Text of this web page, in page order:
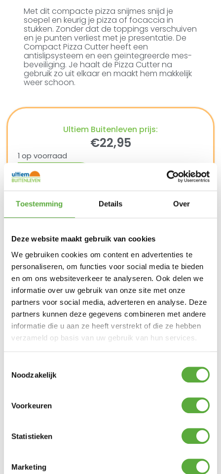
Toestemming Details Over
Deze website maakt gebruik van cookies
We gebruiken cookies om content en advertenties te
personaliseren, om functies voor social media te bieden
en om ons websiteverkeer te analyseren. Ook delen we
informatie over uw gebruik van onze site met onze
partners voor social media, adverteren en analyse. Deze
partners kunnen deze gegevens combineren met andere
informatie die u aan ze heeft verstrekt of die ze hebben
verzameld op basis van uw gebruik van hun services.
Noodzakelijk
Voorkeuren
Statistieken
Marketing
Met dit compacte pizza snijmes snijd je
soepel en keurig je pizza of focaccia in
stukken. Zonder dat de toppings verschuiven
en je punten verliest met je presentatie. De
Compact Pizza Cutter heeft een
antislipsysteem en een geïntegreerde mes-
beveiliging. Je haalt de Pizza Cutter na
gebruik zo uit elkaar en maakt hem makkelijk
weer schoon.
Ultiem Buitenleven prijs:
€22,95
1 op voorraad
In winkelmand
Kopersbescherming met Trusted Shops
SKU118974
CategorieënBarbecue accessoires, Barbecues,Big
Green Egg accessoires
Merk
Big Green Egg
SKU
118974